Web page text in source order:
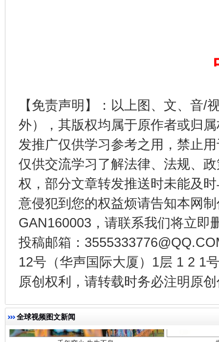
【免责声明】：以上图、文、音/
外），其版权均属于原作者或归
发推广仅供学习参考之用，禁止
仅供交流学习了解法律、法规、
权，部分文章转发推送时未能及
意侵犯到您的权益烦请告知本网
GAN160003，请联系我们将立即
投稿邮箱：
12号（华声国际大厦）1层 1 2 1
原创权利，请转载时务必注明原
全球视频图文新闻
东山县通报“牛蛙产品抗生素超标问题” 法
千年窑火 生生不息 一